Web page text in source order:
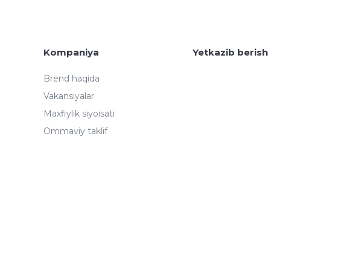
Kompaniya
Brend haqida
Vakansiyalar
Maxfiylik siyoisati
Ommaviy taklif
Yetkazib berish